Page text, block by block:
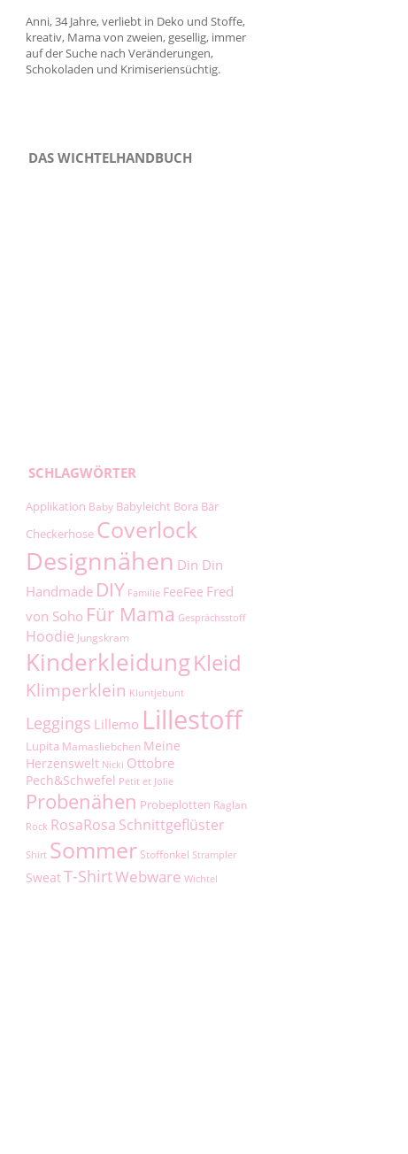
Anni, 34 Jahre, verliebt in Deko und Stoffe,
kreativ, Mama von zweien, gesellig, immer
auf der Suche nach Veränderungen,
Schokoladen und Krimiseriensüchtig.
DAS WICHTELHANDBUCH
SCHLAGWÖRTER
Applikation Baby Babyleicht Bora Bär
Checkerhose Coverlock
Designnähen Din Din
Handmade DIY Familie FeeFee Fred
von Soho Für Mama Gesprächsstoff
Hoodie Jungskram
KinderkleidungKleid
Klimperklein Kluntjebunt
Leggings Lillemo Lillestoff
Lupita Mamasliebchen Meine
Herzenswelt Nicki Ottobre
Pech&Schwefel Petit et Jolie
Probenähen Probeplotten Raglan
Rock RosaRosa Schnittgeflüster
Shirt Sommer Stoffonkel Strampler
SweatT-ShirtWebware Wichtel